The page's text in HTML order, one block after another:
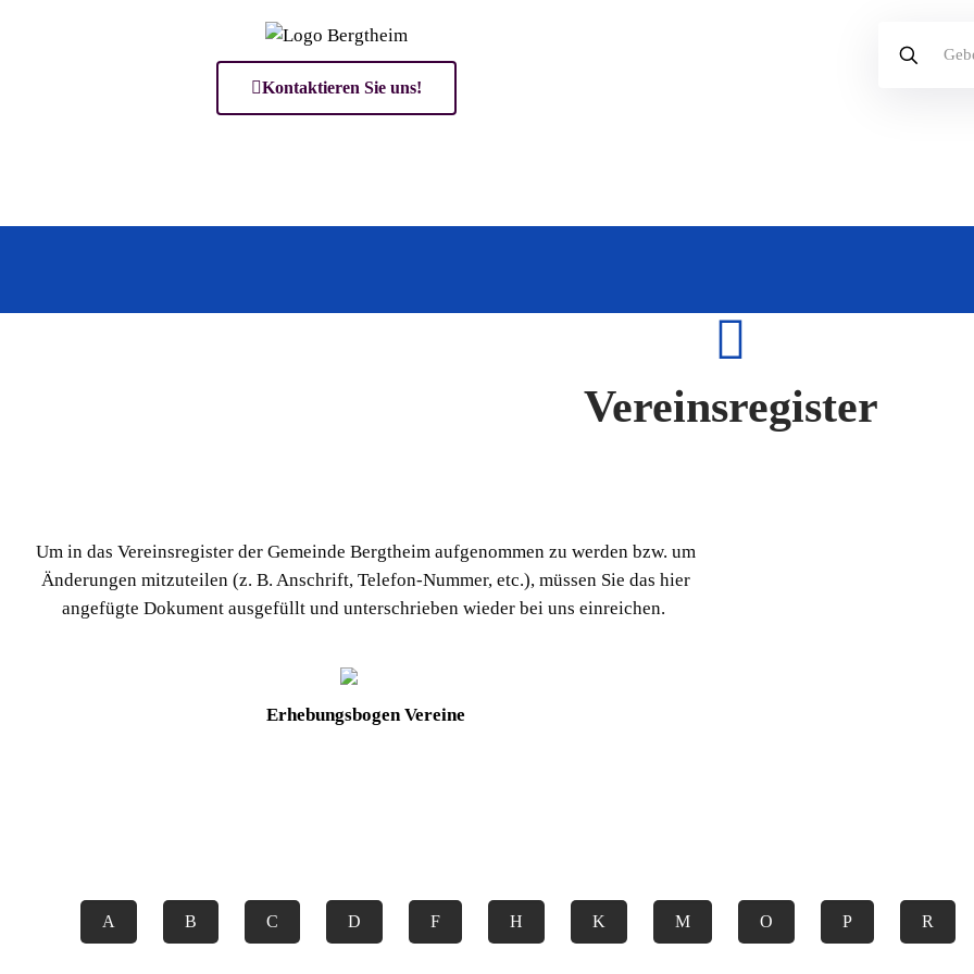
Kontaktieren Sie uns!
Vereinsregister
Um in das Vereinsregister der Gemeinde Bergtheim aufgenommen zu werden bzw. um
Änderungen mitzuteilen (z. B. Anschrift, Telefon-Nummer, etc.), müssen Sie das hier
angefügte Dokument ausgefüllt und unterschrieben wieder bei uns einreichen.
Erhebungsbogen Vereine
A B C D F H K M O P R